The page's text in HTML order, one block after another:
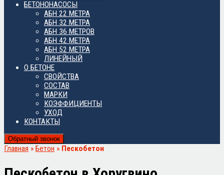
БЕТОНОНАСОСЫ
АБН 22 МЕТРА
АБН 32 МЕТРА
АБН 36 МЕТРОВ
АБН 42 МЕТРА
АБН 52 МЕТРА
ЛИНЕЙНЫЙ
О БЕТОНЕ
СВОЙСТВА
СОСТАВ
МАРКИ
КОЭФФИЦИЕНТЫ
УХОД
КОНТАКТЫ
Обратный звонок
Главная » Бетон » Пескобетон